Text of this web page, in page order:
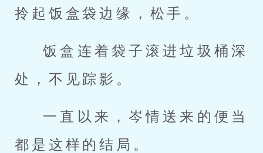
拎起饭盒袋边缘，松手。
饭盒连着袋子滚进垃圾桶深
处，不见踪影。
一直以来，岑情送来的便当
都是这样的结局。